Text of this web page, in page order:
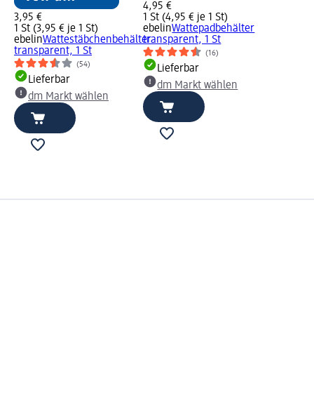
3,95 €
1 St (3,95 € je 1 St)
ebelinWattestäbchenbehälter
transparent, 1 St
(54)
Lieferbar
dm Markt wählen
4,95 €
1 St (4,95 € je 1 St)
ebelinWattepadbehälter
transparent, 1 St
(16)
Lieferbar
dm Markt wählen